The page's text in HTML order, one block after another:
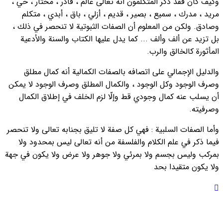
مريد ، مدرك ، سميع ، بصير ، قديم ، أزلي ، باق ، أبدي ، متكلم
وصادق. ولكن من المعلوم أن الصفات الثبوتية لا تنحصر في ذلك ،
بل تزيد عن ألف وألف ... كما يدل عليها الكتاب والسنة والأدعية
المأثورة كالخالق والرب.
والدليل الإجمالي على اتصافه بالصفات الكمالية أنه كمال مطلق
وصرف الوجود وكل الوجود ، والكمال المطلق وصرف الوجود لا يمكن
أن يسلب عنه كمال وجودي قط وإلّا لزم الخلف في إطلاق الكمال
وصرفيته.
وأما الصفات السلبية : فهي كل صفة لا تليق بجنابه تعالى ولا تنحصر
فيما ذكر في علم الكلام والفلسفة من أنه تعالى ليس بمحدود ولا
بمركب وليس بجسم ولا بمرئي ولا جوهر ولا عرض ولا يكون في جهة
ولا يكون متقيدا بحد